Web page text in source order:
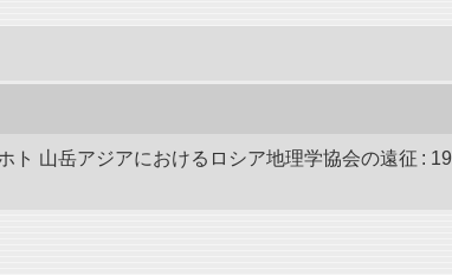
山岳アジアにおけるロシア地理学協会の遠征 :